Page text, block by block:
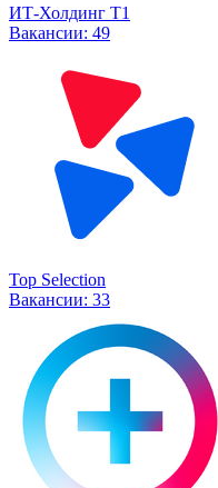
ИТ-Холдинг Т1
Вакансии: 49
Top Selection
Вакансии: 33